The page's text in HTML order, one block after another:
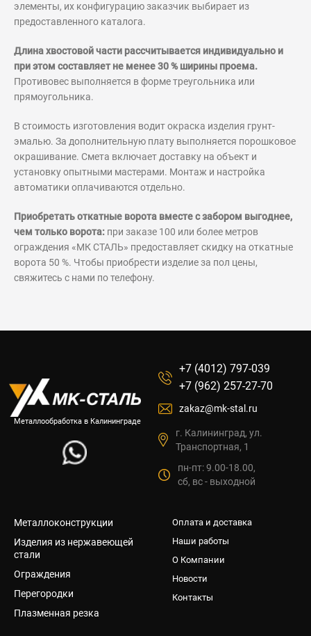
элементы, их конфигурацию заказчик выбирает из
предоставленного каталога.
Длина хвостовой части рассчитывается индивидуально и
при этом составляет не менее 30 % ширины проема.
Противовес выполняется в форме треугольника или
прямоугольника.
В стоимость изготовления водит окраска изделия грунт-
эмалью. За дополнительную плату выполняется порошковое
окрашивание. Смета включает доставку на объект и
установку опытными мастерами. Монтаж и настройка
автоматики оплачиваются отдельно.
Приобретать откатные ворота вместе с забором выгоднее,
чем только ворота: при заказе 100 или более метров
ограждения «МК СТАЛЬ» предоставляет скидку на откатные
ворота 50 %. Чтобы приобрести изделие за пол цены,
свяжитесь с нами по телефону.
Металлообработка в Калининграде
Металлоконструкции
Изделия из нержавеющей
стали
Ограждения
Перегородки
Плазменная резка
Оплата и доставка
Наши работы
О Компании
Новости
Контакты
+7 (4012) 797-039
+7 (962) 257-27-70
zakaz@mk-stal.ru
г. Калининград, ул.
Транспортная, 1
пн-пт: 9.00-18.00,
сб, вс - выходной